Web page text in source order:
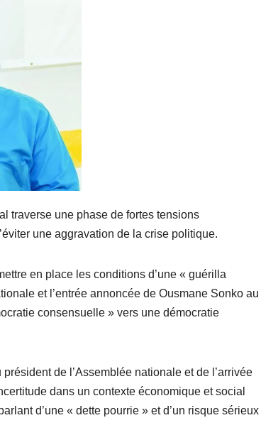
traverse une phase de fortes tensions
une aggravation de la crise politique.
en place les conditions d’une « guérilla
et l’entrée annoncée de Ousmane Sonko au
consensuelle » vers une démocratie
de l’Assemblée nationale et de l’arrivée
dans un contexte économique et social
d’une « dette pourrie » et d’un risque sérieux